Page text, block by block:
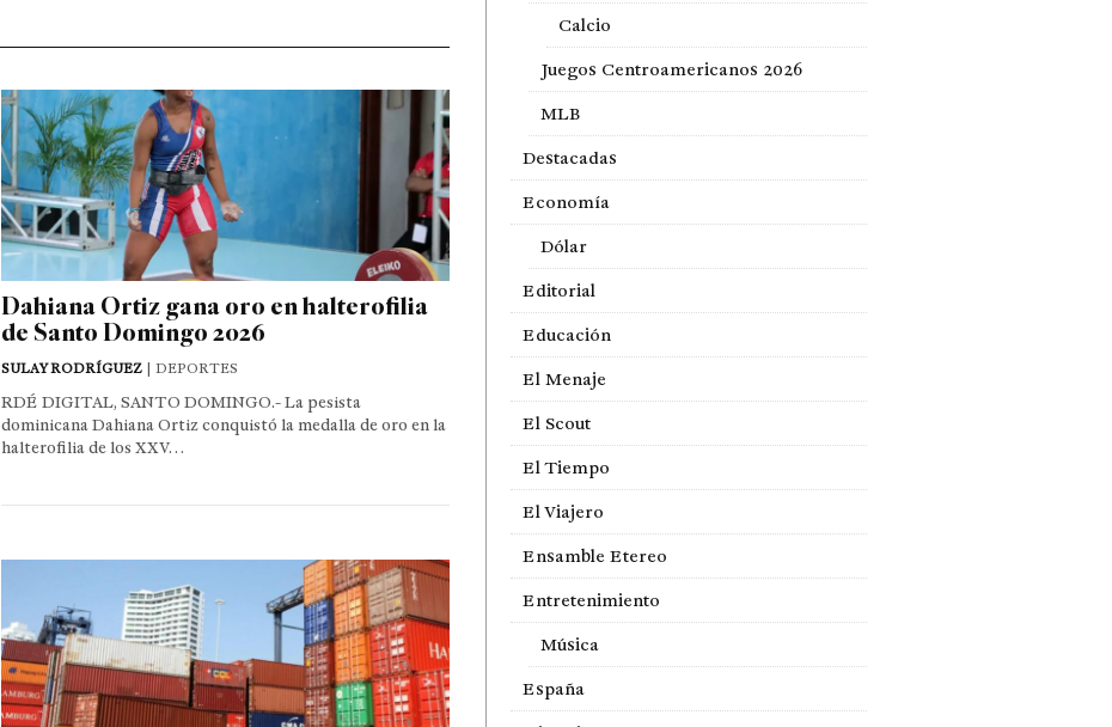
Dahiana Ortiz gana oro en halterofilia
de Santo Domingo 2026
SULAY RODRÍGUEZ| DEPORTES
RDÉ DIGITAL, SANTO DOMINGO.- La pesista
dominicana Dahiana Ortiz conquistó la medalla de oro en la
halterofilia de los XXV…
Calcio
Juegos Centroamericanos 2026
MLB
Destacadas
Economía
Dólar
Editorial
Educación
El Menaje
El Scout
El Tiempo
El Viajero
Ensamble Etereo
Entretenimiento
Música
España